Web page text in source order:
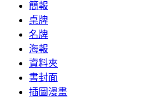
簡報
桌牌
名牌
海報
資料夾
書封面
插圖漫畫